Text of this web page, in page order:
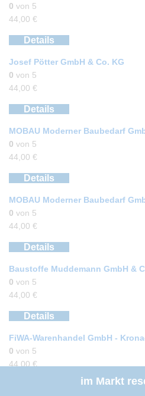
im Markt
0 von 5
44,00 €
Details
Josef Pötter GmbH & Co. KG
0 von 5
44,00 €
Details
MOBAU Moderner Baubedarf
0 von 5
44,00 €
Details
MOBAU Moderner Baubedarf
0 von 5
44,00 €
Details
Baustoffe Muddemann GmbH &
0 von 5
44,00 €
Details
FiWA-Warenhandel GmbH -
0 von 5
44,00 €